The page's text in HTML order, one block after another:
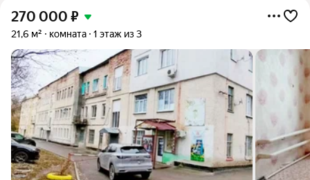
270 000 ₽
21,6 м² комната 1 этаж из 3